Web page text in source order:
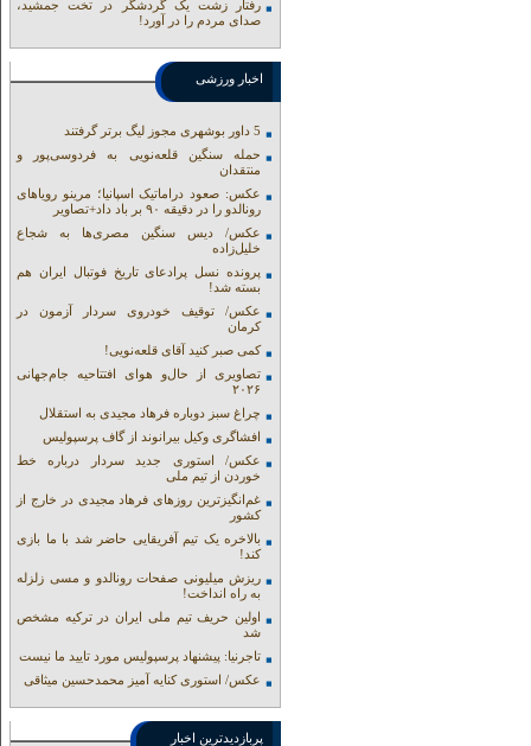
رفتار زشت یک گردشگر در تخت جمشید،
صدای مردم را در آورد!
اخبار ورزشی
5 داور بوشهری مجوز لیگ برتر گرفتند
حمله سنگین قلعه‌نویی به فردوسی‌پور و
منتقدان
عکس: صعود دراماتیک اسپانیا؛ مرینو رویاهای
رونالدو را در دقیقه ۹۰ بر باد داد+تصاویر
عکس/ دیس سنگین مصری‌ها به شجاع
خلیل‌زاده
پرونده نسل پرادعای تاریخ فوتبال ایران هم
بسته شد!
عکس/ توقیف خودروی سردار آزمون در
کرمان
کمی صبر کنید آقای قلعه‌نویی!
تصاویری از حال‌و هوای افتتاحیه جام‌جهانی
۲۰۲۶
چراغ سبز دوباره فرهاد مجیدی به استقلال
افشاگری وکیل بیرانوند از گاف‌ پرسپولیس
عکس/ استوری جدید سردار درباره خط
خوردن از تیم ملی
غم‌انگیزترین روزهای فرهاد مجیدی در خارج از
کشور
بالاخره یک تیم آفریقایی حاضر شد با ما بازی
کند!
ریزش میلیونی صفحات رونالدو و مسی زلزله
به راه انداخت!
اولین حریف تیم ملی ایران در ترکیه مشخص
شد
تاجرنیا: پیشنهاد پرسپولیس مورد تایید ما نیست
عکس/ استوری کنایه آمیز محمدحسین میثاقی
پربازدیدترین اخبار